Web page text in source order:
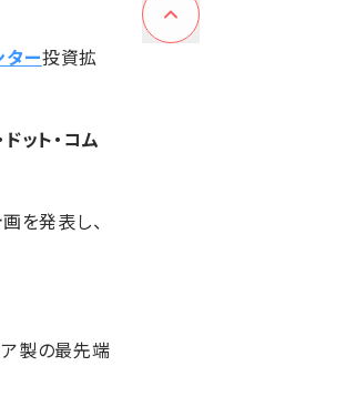
ター投資拡
ット・コム
を発表し、
ア製の最先端